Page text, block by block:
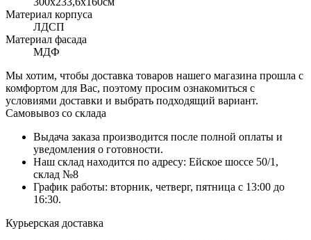
Материал корпуса
ЛДСП
Материал фасада
МДФ
Мы хотим, чтобы доставка товаров нашего магазина прошла с
комфортом для Вас, поэтому просим ознакомиться с
условиями доставки и выбрать подходящий вариант.
Самовывоз со склада
Выдача заказа производится после полной оплаты и
уведомления о готовности.
Наш склад находится по адресу: Ейское шоссе 50/1,
склад №8
График работы: вторник, четверг, пятница с 13:00 до
16:30.
Курьерская доставка